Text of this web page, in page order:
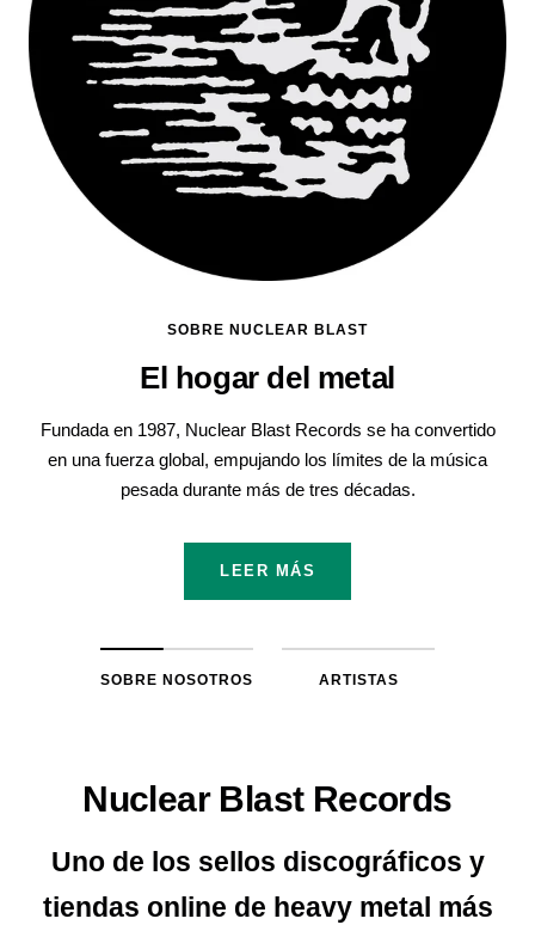
SOBRE NUCLEAR BLAST
El hogar del metal
Fundada en 1987, Nuclear Blast Records se ha convertido
en una fuerza global, empujando los límites de la música
pesada durante más de tres décadas.
LEER MÁS
SOBRE NOSOTROS ARTISTAS
Nuclear Blast Records
Uno de los sellos discográficos y
tiendas online de heavy metal más